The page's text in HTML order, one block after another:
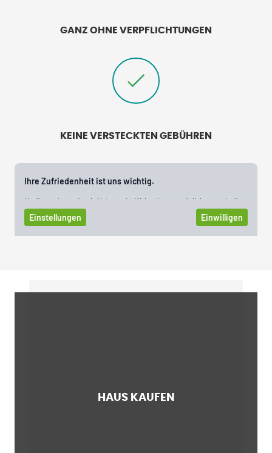
GANZ OHNE VERPFLICHTUNGEN
KEINE VERSTECKTEN GEBÜHREN
HAUS KAUFEN